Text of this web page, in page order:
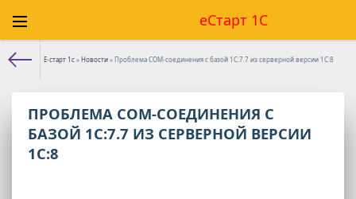
еСтарт 1С
Е-старт 1с»Новости» Проблема COM-соединения с базой 1С:7.7 из серверной версии 1С:8
ПРОБЛЕМА COM-СОЕДИНЕНИЯ С
БАЗОЙ 1С:7.7 ИЗ СЕРВЕРНОЙ ВЕРСИИ
1С:8